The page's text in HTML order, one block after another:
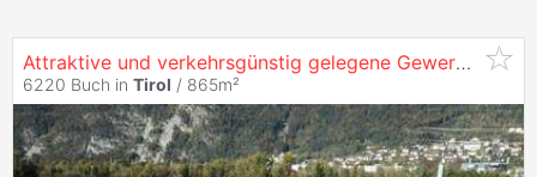
Attraktive und verkehrsgünstig gelegene Gewerbeimmobilie im
6220 Buch in Tirol / 865m²